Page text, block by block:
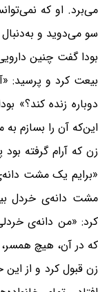
می‌برد. او که
سو می‌دوید و به‌دنبال
بودا گفت چنین
بیعت کرد و پرسید:
دوباره زنده کند؟»
این‌که آن را بسازم به
زن که آرام گرفته
«برایم یک مشت
مشت دانه‌ی خردل
کرد: «من دانه‌ی
که در آن، هیچ همسر،
زن قبول کرد و از